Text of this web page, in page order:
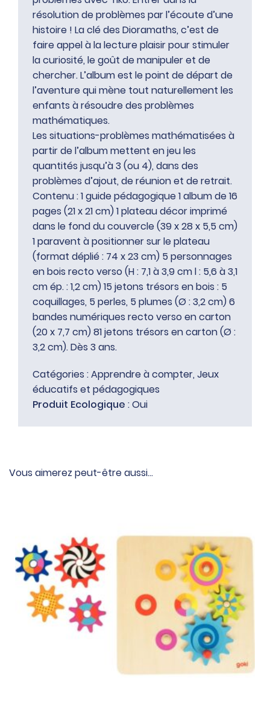
résolution de problèmes par l’écoute d’une
histoire ! La clé des Dioramaths, c’est de
faire appel à la lecture plaisir pour stimuler
la curiosité, le goût de manipuler et de
chercher. L’album est le point de départ de
l’aventure qui mène tout naturellement les
enfants à résoudre des problèmes
mathématiques.
Les situations-problèmes mathématisées à
partir de l’album mettent en jeu les
quantités jusqu’à 3 (ou 4), dans des
problèmes d’ajout, de réunion et de retrait.
Contenu : 1 guide pédagogique 1 album de 16
pages (21 x 21 cm) 1 plateau décor imprimé
dans le fond du couvercle (39 x 28 x 5,5 cm)
1 paravent à positionner sur le plateau
(format déplié : 74 x 23 cm) 5 personnages
en bois recto verso (H : 7,1 à 3,9 cm l : 5,6 à 3,1
cm ép. : 1,2 cm) 15 jetons trésors en bois : 5
coquillages, 5 perles, 5 plumes (Ø : 3,2 cm) 6
bandes numériques recto verso en carton
(20 x 7,7 cm) 81 jetons trésors en carton (Ø :
3,2 cm). Dès 3 ans.
Catégories :Apprendre à compter, Jeux
éducatifs et pédagogiques
Produit Ecologique : Oui
Vous aimerez peut-être aussi…